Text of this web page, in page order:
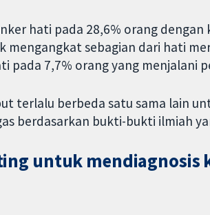
hati pada 28,6% orang dengan
mengangkat sebagian dari hati
pada 7,7% orang yang menjalani
terlalu berbeda satu sama lain
berdasarkan bukti-bukti ilmiah
untuk mendiagnosis